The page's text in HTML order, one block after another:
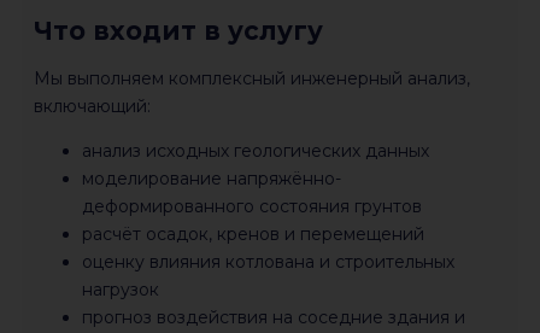
Что входит в услугу
Мы выполняем комплексный инженерный анализ,
включающий:
анализ исходных геологических данных
моделирование напряжённо-
деформированного состояния грунтов
расчёт осадок, кренов и перемещений
оценку влияния котлована и строительных
нагрузок
прогноз воздействия на соседние здания и